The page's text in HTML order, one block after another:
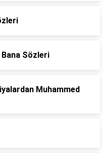
Bana Sözleri
Muhammed